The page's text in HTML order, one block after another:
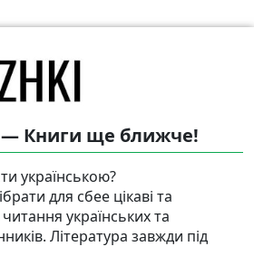
— Книги ще ближче!
українською?
для сбее цікаві та
українських та
Література завжди під